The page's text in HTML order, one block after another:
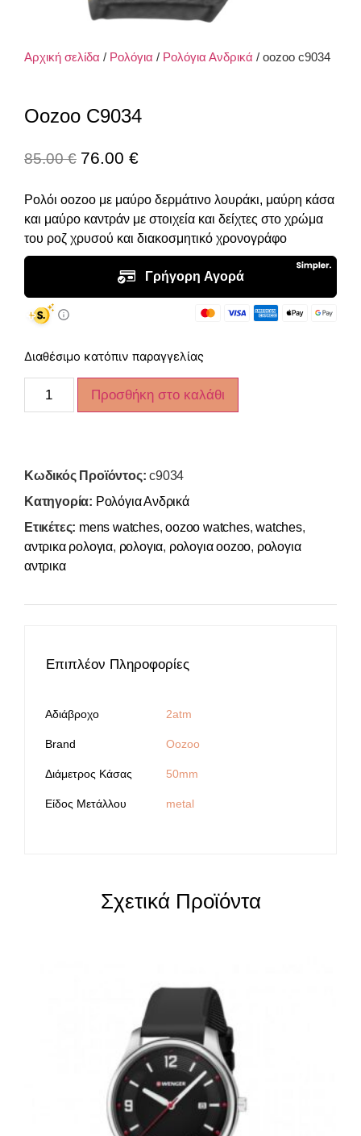
Αρχική σελίδα / Ρολόγια / Ρολόγια Ανδρικά / oozoo c9034
Oozoo C9034
85.00€ 76.00 €
Ρολόι oozoo με μαύρο δερμάτινο λουράκι, μαύρη κάσα
και μαύρο καντράν με στοιχεία και δείχτες στο χρώμα
του ροζ χρυσού και διακοσμητικό χρονογράφο
Διαθέσιμο κατόπιν παραγγελίας
Προσθήκη στο καλάθι
Κωδικός Προϊόντος:c9034
Κατηγορία: Ρολόγια Ανδρικά
Ετικέτες: mens watches,oozoo watches,watches,
αντρικα ρολογια, ρολογια, ρολογια oozoo, ρολογια
αντρικα
Επιπλέον Πληροφορίες
Αδιάβροχο 2atm
Brand Oozoo
Διάμετρος Κάσας 50mm
Είδος Μετάλλου metal
Σχετικά Προϊόντα